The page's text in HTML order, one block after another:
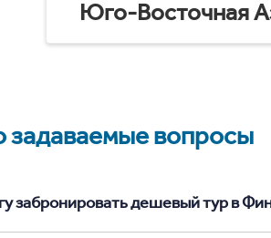
Юго-Восточная
задаваемые вопросы
забронировать дешевый тур в